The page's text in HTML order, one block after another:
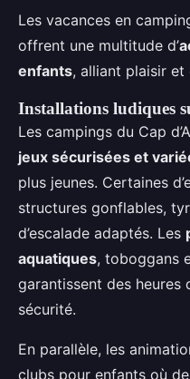
Les vacances en
offrent une multitude d’
enfants, alliant plaisir et
Installations ludiques
Les campings du Cap
jeux sécurisées et
plus jeunes. Certaines
structures gonflables,
d’escalade adaptés. Les
aquatiques, toboggans
garantissent des heures
sécurité.
En parallèle, les
clubs pour enfants où